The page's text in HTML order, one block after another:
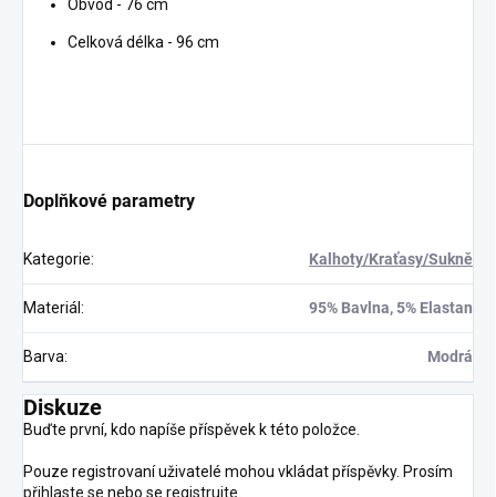
Obvod - 76 cm
Celková délka - 96 cm
Doplňkové parametry
Kategorie: Kalhoty/Kraťasy/Sukně
Materiál: 95% Bavlna, 5% Elastan
Barva: Modrá
Diskuze
Buďte první, kdo napíše příspěvek k této položce.
Pouze registrovaní uživatelé mohou vkládat příspěvky. Prosím
přihlaste se nebo se registrujte.